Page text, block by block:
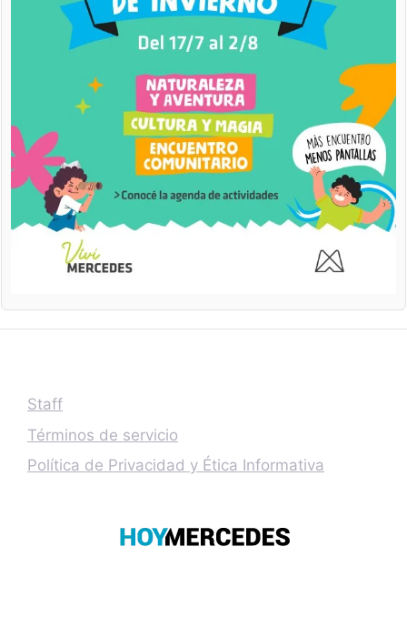
Staff
Términos de servicio
Política de Privacidad y Ética Informativa